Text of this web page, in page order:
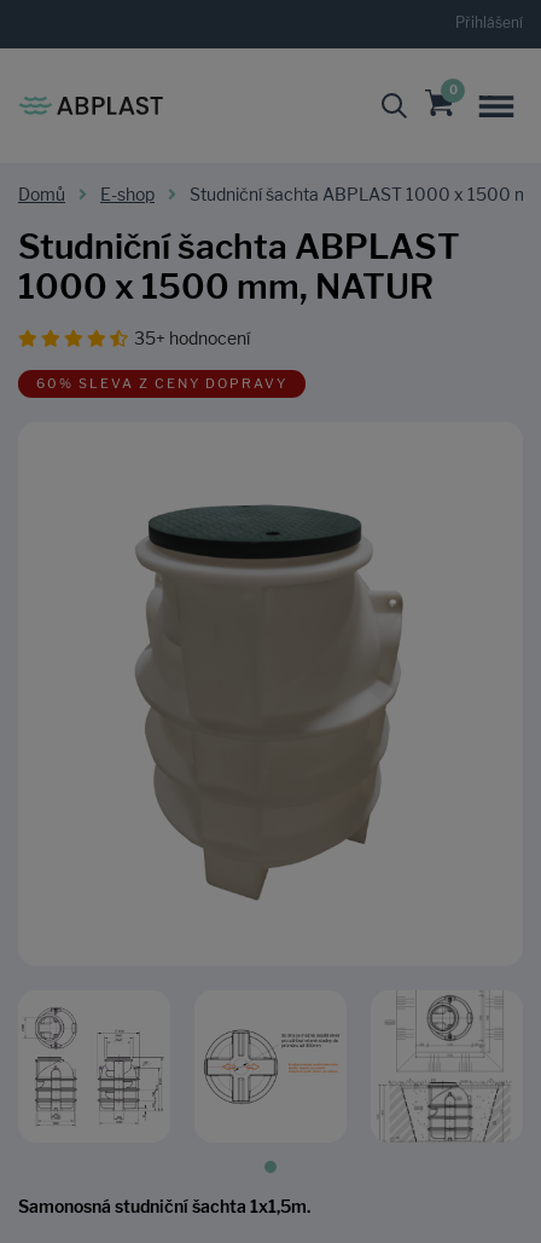
Přihlášení
0
Domů E-shop Studniční šachta ABPLAST 1000 x 1500
Studniční šachta ABPLAST
1000 x 1500 mm, NATUR
35+ hodnocení
60% SLEVA Z CENY DOPRAVY
Samonosná studniční šachta 1x1,5m.